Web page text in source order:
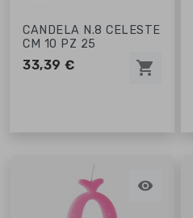
CANDELA N.8 CELESTE
CM 10 PZ 25
33,39 € shopping_cart
